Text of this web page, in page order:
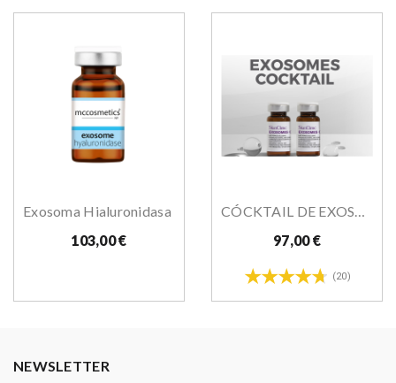
Exosoma Hialuronidasa
103,00 €
CÓCKTAIL DE EXOSOMAS 5ml X 5 Unid
97,00 €
(20)
NEWSLETTER